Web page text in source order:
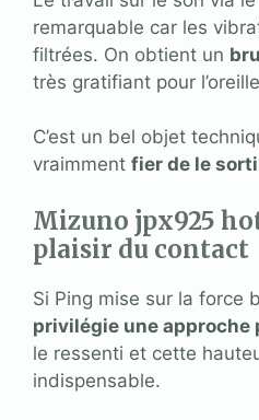
remarquable car les
filtrées. On obtient un
très gratifiant pour
C’est un bel objet
vraimment fier de le
Mizuno jpx925
plaisir du contact
Si Ping mise sur la force
privilégie une approche
le ressenti et cette
indispensable.